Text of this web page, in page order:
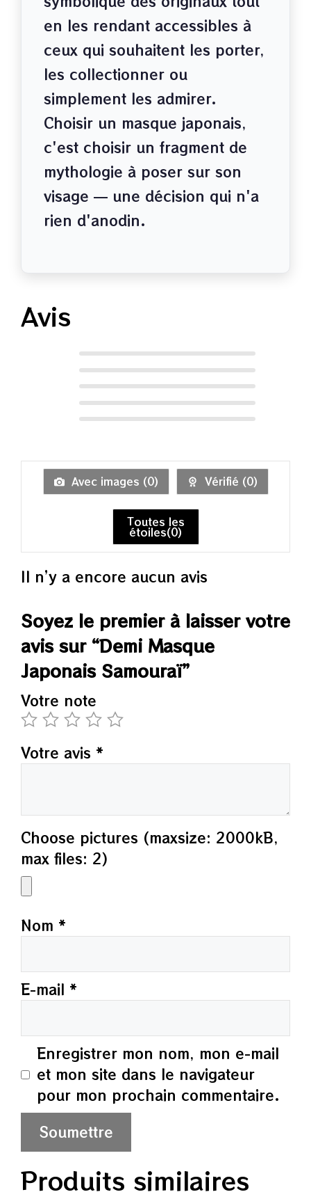
en les rendant accessibles à
ceux qui souhaitent les porter,
les collectionner ou
simplement les admirer.
Choisir un masque japonais,
c'est choisir un fragment de
mythologie à poser sur son
visage — une décision qui n'a
rien d'anodin.
Avis
Avec images (0) Vérifié (0)
Toutes les
étoiles(0)
Il n’y a encore aucun avis
Soyez le premier à laisser votre
avis sur “Demi Masque
Japonais Samouraï”
Votre note
Votre avis *
Choose pictures (maxsize: 2000kB,
max files: 2)
Nom *
E-mail *
Enregistrer mon nom, mon e-mail
et mon site dans le navigateur
pour mon prochain commentaire.
Produits similaires